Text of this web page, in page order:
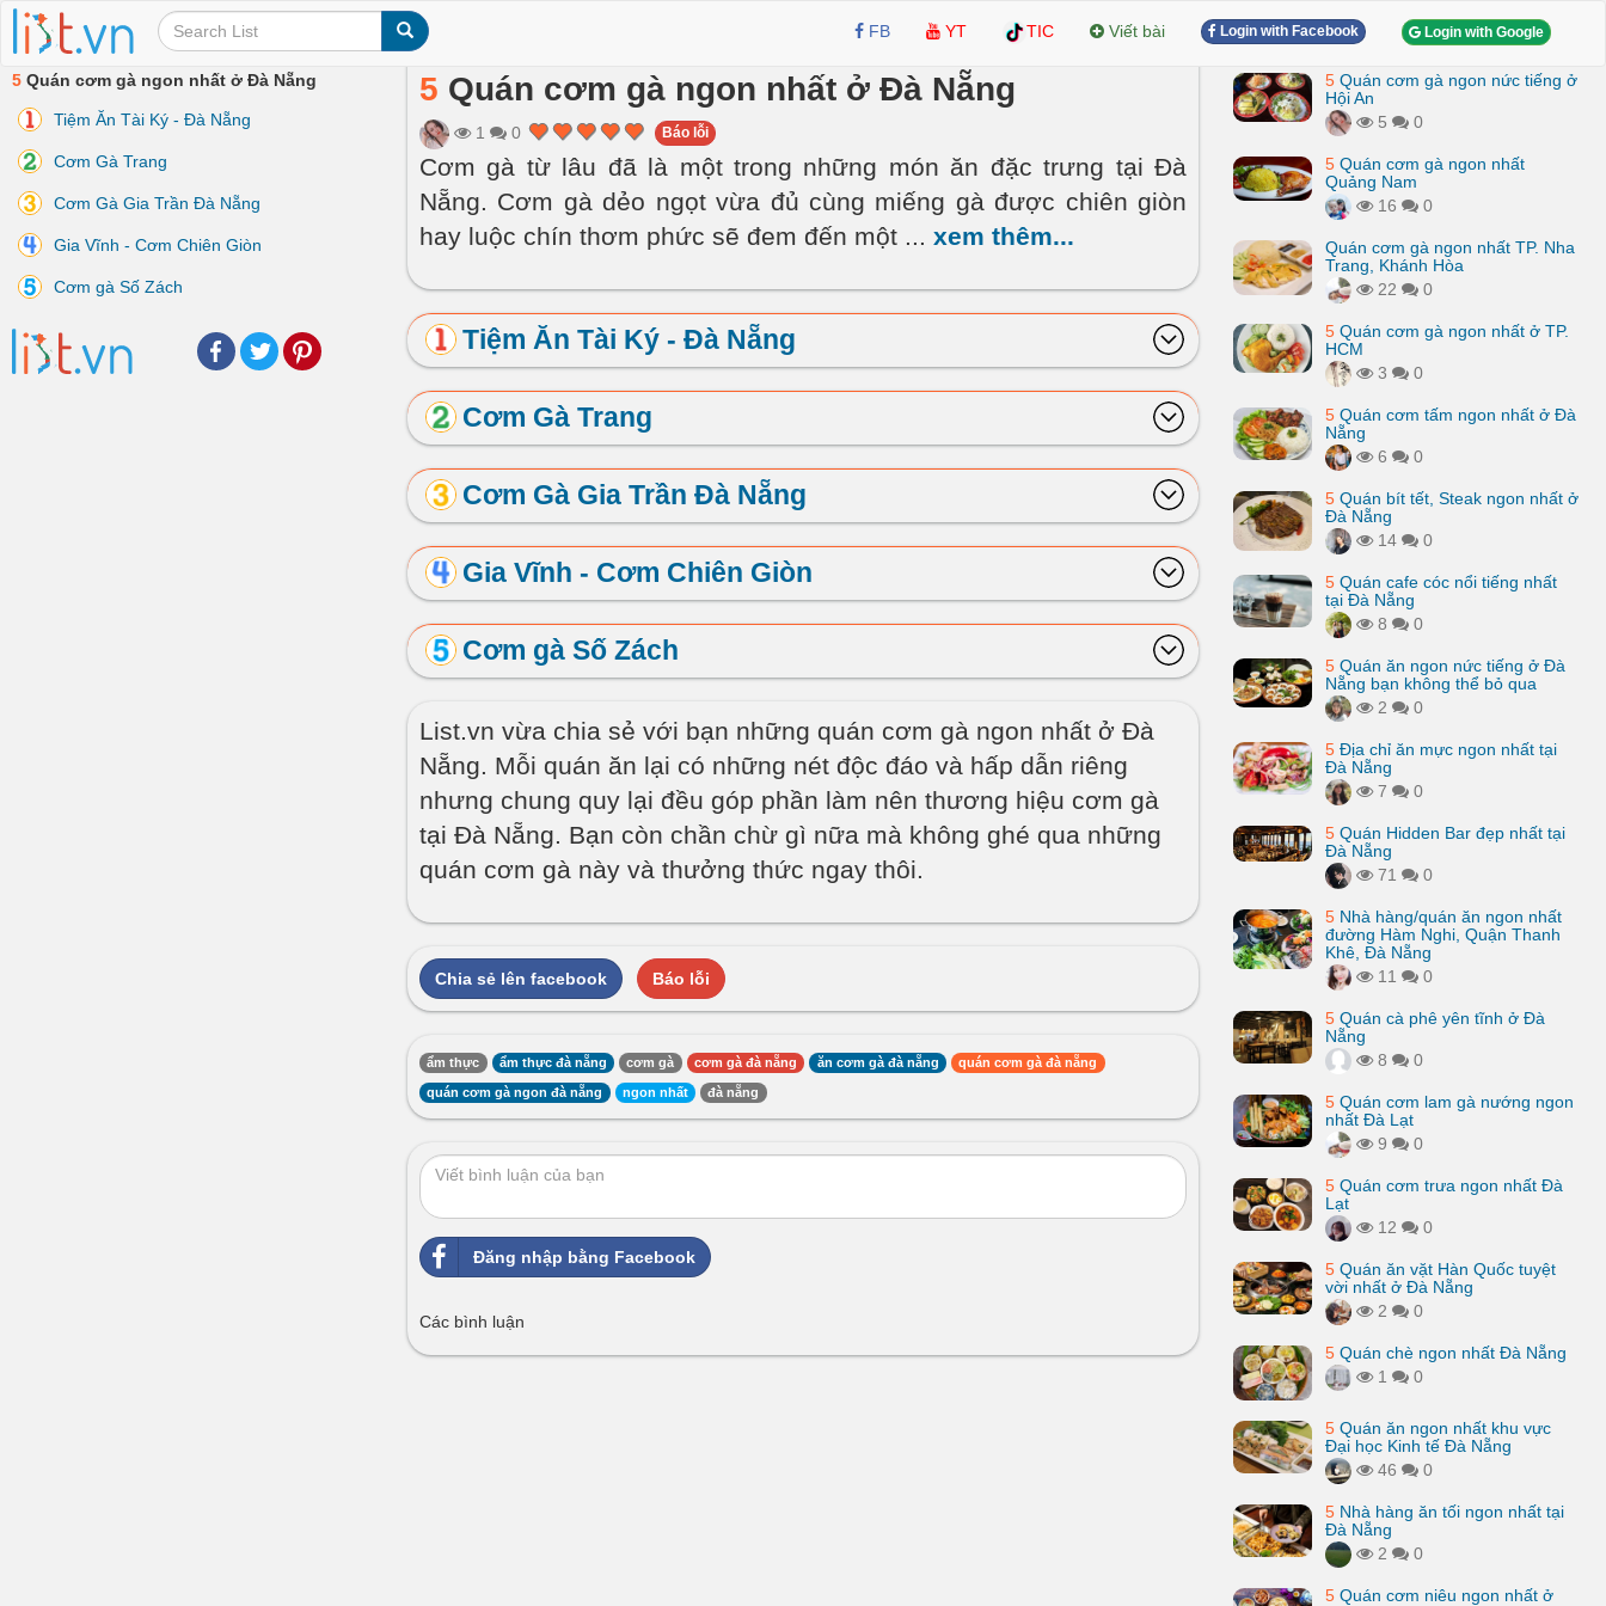
FB YT TIC Viết bài Login with Facebook Login with Google
5 Quán cơm gà ngon nhất ở Đà Nẵng
Tiệm Ăn Tài Ký - Đà Nẵng
Cơm Gà Trang
Cơm Gà Gia Trần Đà Nẵng
Gia Vĩnh - Cơm Chiên Giòn
Cơm gà Số Zách
Facebook
TwitterPinterest
5 Quán cơm gà ngon nhất ở Đà Nẵng
1 0 Báo lỗi
Cơm gà từ lâu đã là một trong những món ăn đặc trưng tại Đà
Nẵng. Cơm gà dẻo ngọt vừa đủ cùng miếng gà được chiên giòn
hay luộc chín thơm phức sẽ đem đến một ... xem thêm...
Tiệm Ăn Tài Ký - Đà Nẵng
Cơm Gà Trang
Cơm Gà Gia Trần Đà Nẵng
Gia Vĩnh - Cơm Chiên Giòn
Cơm gà Số Zách
List.vn vừa chia sẻ với bạn những quán cơm gà ngon nhất ở Đà
Nẵng. Mỗi quán ăn lại có những nét độc đáo và hấp dẫn riêng
nhưng chung quy lại đều góp phần làm nên thương hiệu cơm gà
tại Đà Nẵng. Bạn còn chần chừ gì nữa mà không ghé qua những
quán cơm gà này và thưởng thức ngay thôi.
Chia sẻ lên facebook Báo lỗi
ẩm thực ẩm thực đà nẵng cơm gà cơm gà đà nẵng ăn cơm gà đà nẵng quán cơm gà đà nẵng
quán cơm gà ngon đà nẵng ngon nhất đà nẵng
Đăng nhập bằng Facebook
Các bình luận
5 Quán cơm gà ngon nức tiếng ở
Hội An
5
0
5 Quán cơm gà ngon nhất
Quảng Nam
16
0
Quán cơm gà ngon nhất TP. Nha
Trang, Khánh Hòa
22
0
5 Quán cơm gà ngon nhất ở TP.
HCM
3
0
5 Quán cơm tấm ngon nhất ở Đà
Nẵng
6
0
5 Quán bít tết, Steak ngon nhất ở
Đà Nẵng
14
0
5 Quán cafe cóc nổi tiếng nhất
tại Đà Nẵng
8
0
5 Quán ăn ngon nức tiếng ở Đà
Nẵng bạn không thể bỏ qua
2
0
5 Địa chỉ ăn mực ngon nhất tại
Đà Nẵng
7
0
5 Quán Hidden Bar đẹp nhất tại
Đà Nẵng
71
0
5 Nhà hàng/quán ăn ngon nhất
đường Hàm Nghi, Quận Thanh
Khê, Đà Nẵng
11
0
5 Quán cà phê yên tĩnh ở Đà
Nẵng
8
0
5 Quán cơm lam gà nướng ngon
nhất Đà Lạt
9
0
5 Quán cơm trưa ngon nhất Đà
Lạt
12
0
5 Quán ăn vặt Hàn Quốc tuyệt
vời nhất ở Đà Nẵng
2
0
5 Quán chè ngon nhất Đà Nẵng
1
0
5 Quán ăn ngon nhất khu vực
Đại học Kinh tế Đà Nẵng
46
0
5 Nhà hàng ăn tối ngon nhất tại
Đà Nẵng
2
0
5 Quán cơm niêu ngon nhất ở